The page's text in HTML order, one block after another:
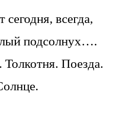
всегда,
подсолнух….
Толкотня. Поезда.